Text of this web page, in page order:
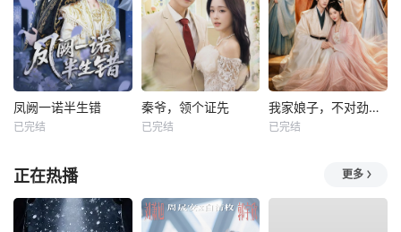
凤阙一诺半生错
已完结
秦爷，领个证先
已完结
我家娘子，不对劲第四季
已完结
正在热播 更多